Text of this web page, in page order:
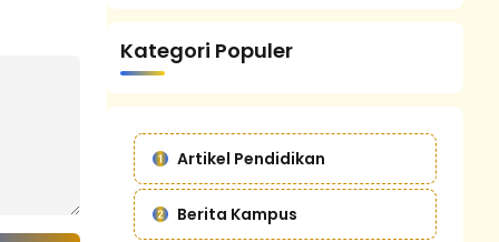
Kategori Populer
Artikel Pendidikan
Berita Kampus